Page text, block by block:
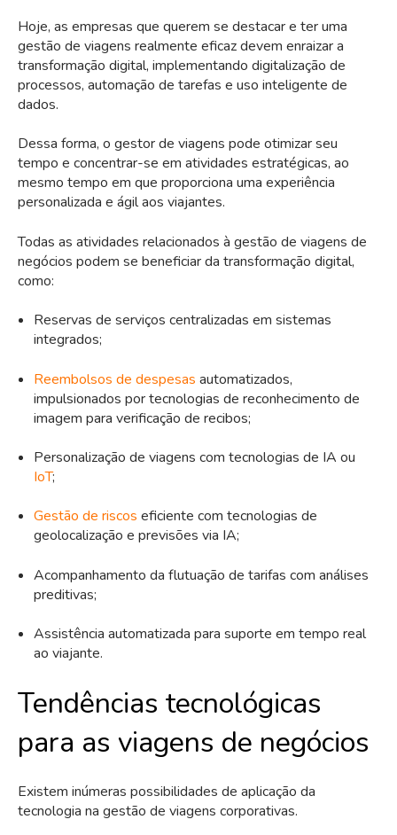
Hoje, as empresas que querem se destacar e ter uma
gestão de viagens realmente eficaz devem enraizar a
transformação digital, implementando digitalização de
processos, automação de tarefas e uso inteligente de
dados.
Dessa forma, o gestor de viagens pode otimizar seu
tempo e concentrar-se em atividades estratégicas, ao
mesmo tempo em que proporciona uma experiência
personalizada e ágil aos viajantes.
Todas as atividades relacionados à gestão de viagens de
negócios podem se beneficiar da transformação digital,
como:
Reservas de serviços centralizadas em sistemas
integrados;
Reembolsos de despesas automatizados,
impulsionados por tecnologias de reconhecimento de
imagem para verificação de recibos;
Personalização de viagens com tecnologias de IA ou
IoT;
Gestão de riscos eficiente com tecnologias de
geolocalização e previsões via IA;
Acompanhamento da flutuação de tarifas com análises
preditivas;
Assistência automatizada para suporte em tempo real
ao viajante.
Tendências tecnológicas
para as viagens de negócios
Existem inúmeras possibilidades de aplicação da
tecnologia na gestão de viagens corporativas.